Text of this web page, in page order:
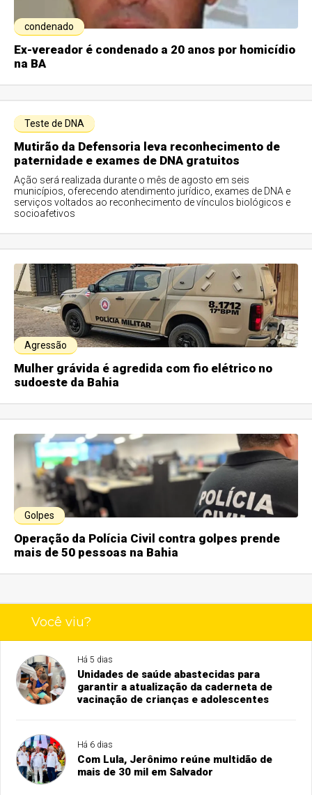
condenado
Ex-vereador é condenado a 20 anos por homicídio
na BA
Teste de DNA
Mutirão da Defensoria leva reconhecimento de
paternidade e exames de DNA gratuitos
Ação será realizada durante o mês de agosto em seis
municípios, oferecendo atendimento jurídico, exames de DNA e
serviços voltados ao reconhecimento de vínculos biológicos e
socioafetivos
Agressão
Mulher grávida é agredida com fio elétrico no
sudoeste da Bahia
Golpes
Operação da Polícia Civil contra golpes prende
mais de 50 pessoas na Bahia
Você viu?
Há 5 dias
Unidades de saúde abastecidas para
garantir a atualização da caderneta de
vacinação de crianças e adolescentes
Há 6 dias
Com Lula, Jerônimo reúne multidão de
mais de 30 mil em Salvador